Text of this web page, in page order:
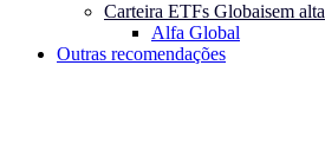
Carteira ETFs Globaisem alta
Alfa Global
Outras recomendações